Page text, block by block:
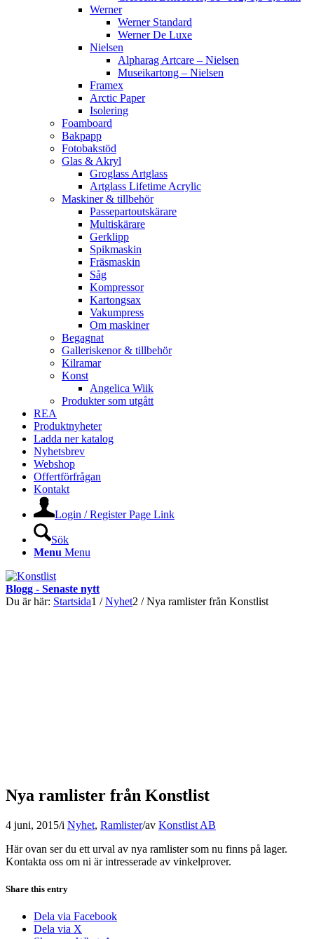
Werner
Werner Standard
Werner De Luxe
Nielsen
Alpharag Artcare – Nielsen
Museikartong – Nielsen
Framex
Arctic Paper
Isolering
Foamboard
Bakpapp
Fotobakstöd
Glas & Akryl
Groglass Artglass
Artglass Lifetime Acrylic
Maskiner & tillbehör
Passepartoutskärare
Multiskärare
Gerklipp
Spikmaskin
Fräsmaskin
Såg
Kompressor
Kartongsax
Vakumpress
Om maskiner
Begagnat
Galleriskenor & tillbehör
Kilramar
Konst
Angelica Wiik
Produkter som utgått
REA
Produktnyheter
Ladda ner katalog
Nyhetsbrev
Webshop
Offertförfrågan
Kontakt
Login / Register Page Link
Sök
Menu Menu
Blogg - Senaste nytt
Du är här: Startsida1 / Nyhet2 / Nya ramlister från Konstlist
Nya ramlister från Konstlist
4 juni, 2015/i Nyhet, Ramlister/av Konstlist AB
Här ovan ser du ett urval av nya ramlister som nu finns på lager.
Kontakta oss om ni är intresserade av vinkelprover.
Share this entry
Dela via Facebook
Dela via X